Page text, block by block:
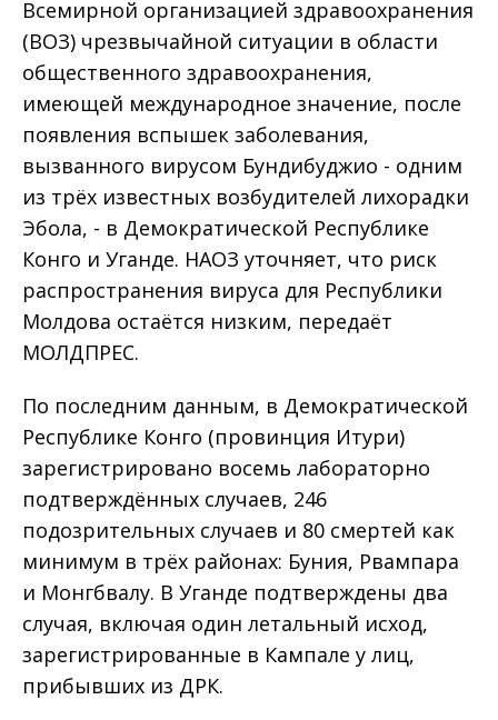
Всемирной организацией здравоохранения
(ВОЗ) чрезвычайной ситуации в области
общественного здравоохранения,
имеющей международное значение, после
появления вспышек заболевания,
вызванного вирусом Бундибуджио - одним
из трёх известных возбудителей лихорадки
Эбола, - в Демократической Республике
Конго и Уганде. НАОЗ уточняет, что риск
распространения вируса для Республики
Молдова остаётся низким, передаёт
МОЛДПРЕС.
По последним данным, в Демократической
Республике Конго (провинция Итури)
зарегистрировано восемь лабораторно
подтверждённых случаев, 246
подозрительных случаев и 80 смертей как
минимум в трёх районах: Буния, Рвампара
и Монгбвалу. В Уганде подтверждены два
случая, включая один летальный исход,
зарегистрированные в Кампале у лиц,
прибывших из ДРК.